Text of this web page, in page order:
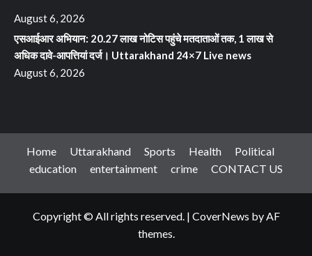
August 6, 2026
एसआईआर अभियान: 20.27 लाख नोटिस पहुंचे मतदाताओं तक, 1 लाख से
अधिक दावे-आपत्तियां दर्ज। Uttarakhand 24×7 Live news
August 6, 2026
Home Uttarakhand Sports Health
Political
education
entertainment crime CONTACT US
Copyright © All rights reserved. | CoverNews by AF
themes.